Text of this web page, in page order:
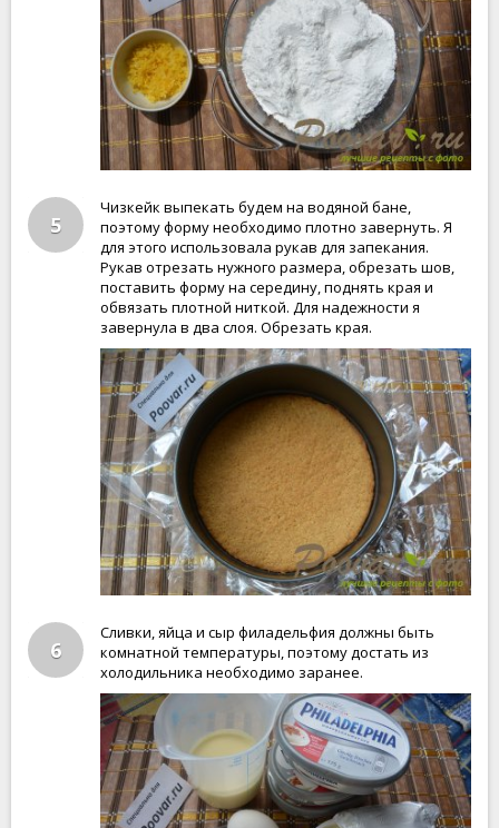
5
Чизкейк выпекать будем на водяной бане,
поэтому форму необходимо плотно завернуть. Я
для этого использовала рукав для запекания.
Рукав отрезать нужного размера, обрезать шов,
поставить форму на середину, поднять края и
обвязать плотной ниткой. Для надежности я
завернула в два слоя. Обрезать края.
6
Сливки, яйца и сыр филадельфия должны быть
комнатной температуры, поэтому достать из
холодильника необходимо заранее.